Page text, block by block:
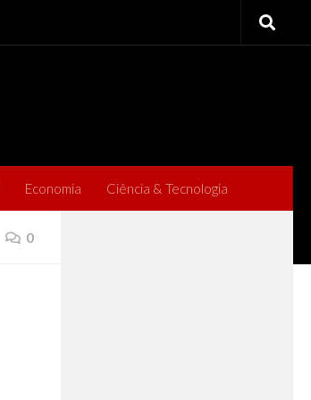
Economia Ciência & Tecnologia
0